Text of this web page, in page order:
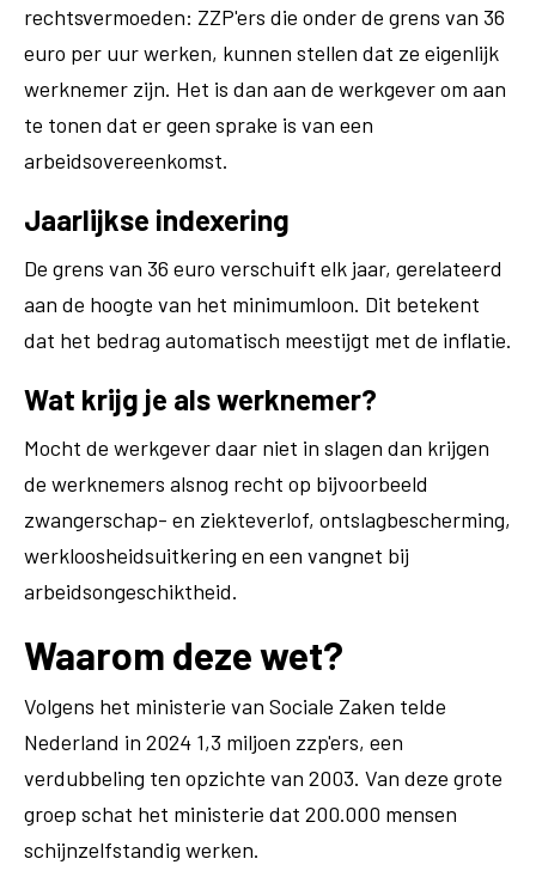
rechtsvermoeden: ZZP'ers die onder de grens van 36
euro per uur werken, kunnen stellen dat ze eigenlijk
werknemer zijn. Het is dan aan de werkgever om aan
te tonen dat er geen sprake is van een
arbeidsovereenkomst.
Jaarlijkse indexering
De grens van 36 euro verschuift elk jaar, gerelateerd
aan de hoogte van het minimumloon. Dit betekent
dat het bedrag automatisch meestijgt met de inflatie.
Wat krijg je als werknemer?
Mocht de werkgever daar niet in slagen dan krijgen
de werknemers alsnog recht op bijvoorbeeld
zwangerschap- en ziekteverlof, ontslagbescherming,
werkloosheidsuitkering en een vangnet bij
arbeidsongeschiktheid.
Waarom deze wet?
Volgens het ministerie van Sociale Zaken telde
Nederland in 2024 1,3 miljoen zzp'ers, een
verdubbeling ten opzichte van 2003. Van deze grote
groep schat het ministerie dat 200.000 mensen
schijnzelfstandig werken.